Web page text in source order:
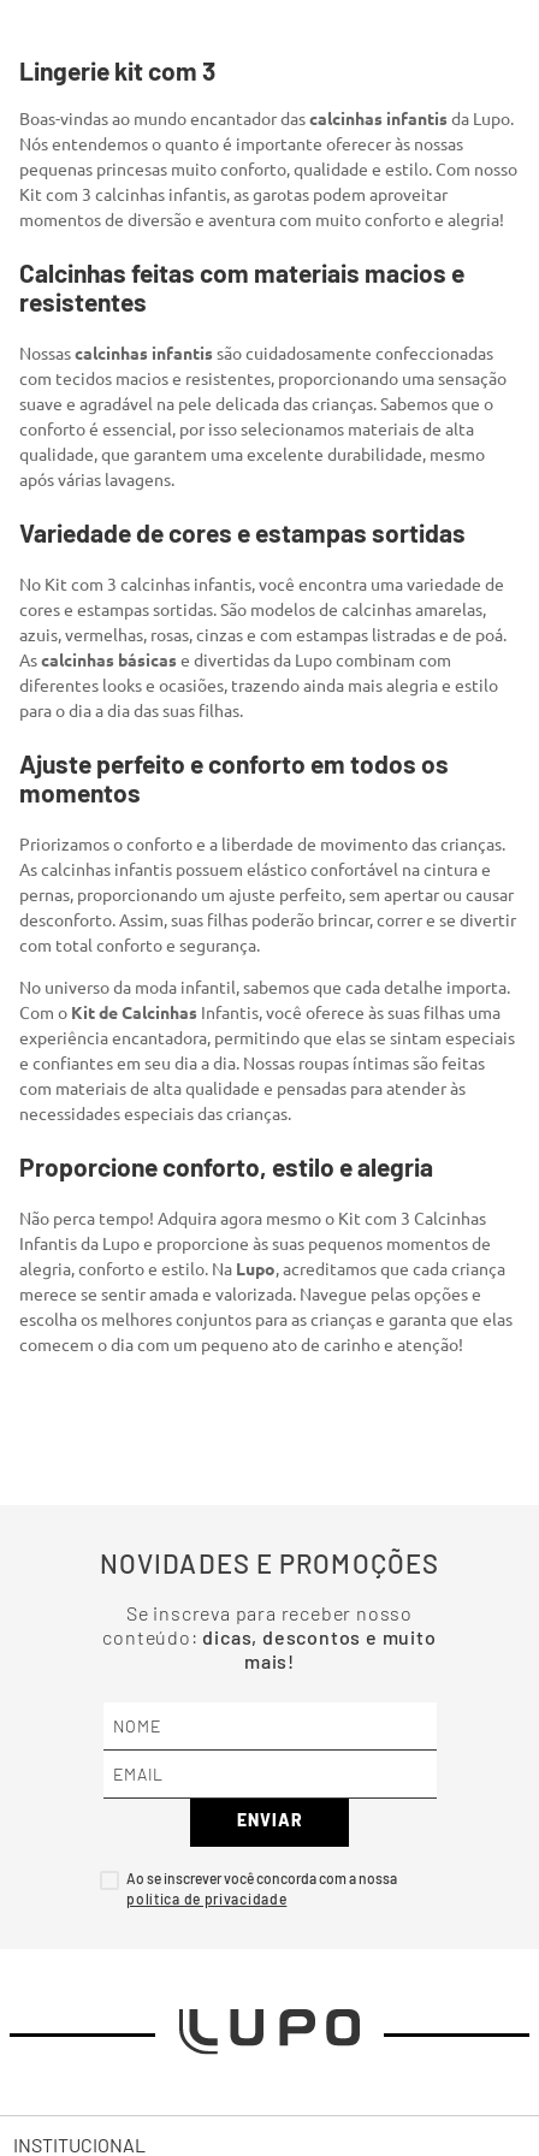
Lingerie kit com 3
Boas-vindas ao mundo encantador dascalcinhas infantisda Lupo.
Nós entendemos o quanto é importante oferecer às nossas
pequenas princesas muito conforto, qualidade e estilo. Com nosso
Kit com 3 calcinhas infantis, as garotas podem aproveitar
momentos de diversão e aventura com muito conforto e alegria!
Calcinhas feitas com materiais macios e
resistentes
Nossascalcinhas infantissão cuidadosamente confeccionadas
com tecidos macios e resistentes, proporcionando uma sensação
suave e agradável na pele delicada das crianças. Sabemos que o
conforto é essencial, por isso selecionamos materiais de alta
qualidade, que garantem uma excelente durabilidade, mesmo
após várias lavagens.
Variedade de cores e estampas sortidas
No Kit com 3 calcinhas infantis, você encontra uma variedade de
cores e estampas sortidas. São modelos de calcinhas amarelas,
azuis, vermelhas, rosas, cinzas e com estampas listradas e de poá.
Ascalcinhas básicase divertidas da Lupo combinam com
diferentes looks e ocasiões, trazendo ainda mais alegria e estilo
para o dia a dia das suas filhas.
Ajuste perfeito e conforto em todos os
momentos
Priorizamos o conforto e a liberdade de movimento das crianças.
As calcinhas infantis possuem elástico confortável na cintura e
pernas, proporcionando um ajuste perfeito, sem apertar ou causar
desconforto. Assim, suas filhas poderão brincar, correr e se divertir
com total conforto e segurança.
No universo da moda infantil, sabemos que cada detalhe importa.
Com o Kit de Calcinhas Infantis, você oferece às suas filhas uma
experiência encantadora, permitindo que elas se sintam especiais
e confiantes em seu dia a dia. Nossas roupas íntimas são feitas
com materiais de alta qualidade e pensadas para atender às
necessidades especiais das crianças.
Proporcione conforto, estilo e alegria
Não perca tempo! Adquira agora mesmo o Kit com 3 Calcinhas
Infantis da Lupo e proporcione às suas pequenos momentos de
alegria, conforto e estilo. Na Lupo, acreditamos que cada criança
merece se sentir amada e valorizada. Navegue pelas opções e
escolha os melhores conjuntos para as crianças e garanta que elas
comecem o dia com um pequeno ato de carinho e atenção!
NOVIDADES E PROMOÇÕES
Se inscreva para receber nosso
conteúdo: dicas, descontos e muito
mais!
ENVIAR
Ao se inscrever você concorda com a nossa
INSTITUCIONAL
10º cueca boxer